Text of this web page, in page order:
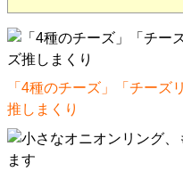
「4種のチーズ」「チーズ
推しまくり